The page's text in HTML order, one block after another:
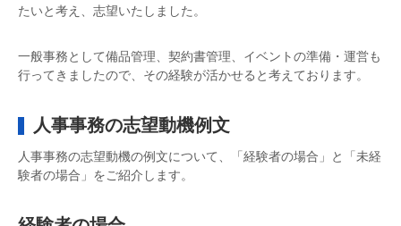
たいと考え、志望いたしました。
一般事務として備品管理、契約書管理、イベントの準備・運営も
行ってきましたので、その経験が活かせると考えております。
人事事務の志望動機例文
人事事務の志望動機の例文について、「経験者の場合」と「未経
験者の場合」をご紹介します。